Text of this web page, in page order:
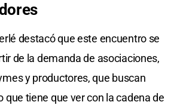
destacó que este encuentro se
de la demanda de asociaciones,
y productores, que buscan
que tiene que ver con la cadena de